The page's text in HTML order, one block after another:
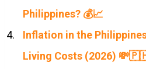
Philippines? 💰📈
Inflation in the
Living Costs (2026)